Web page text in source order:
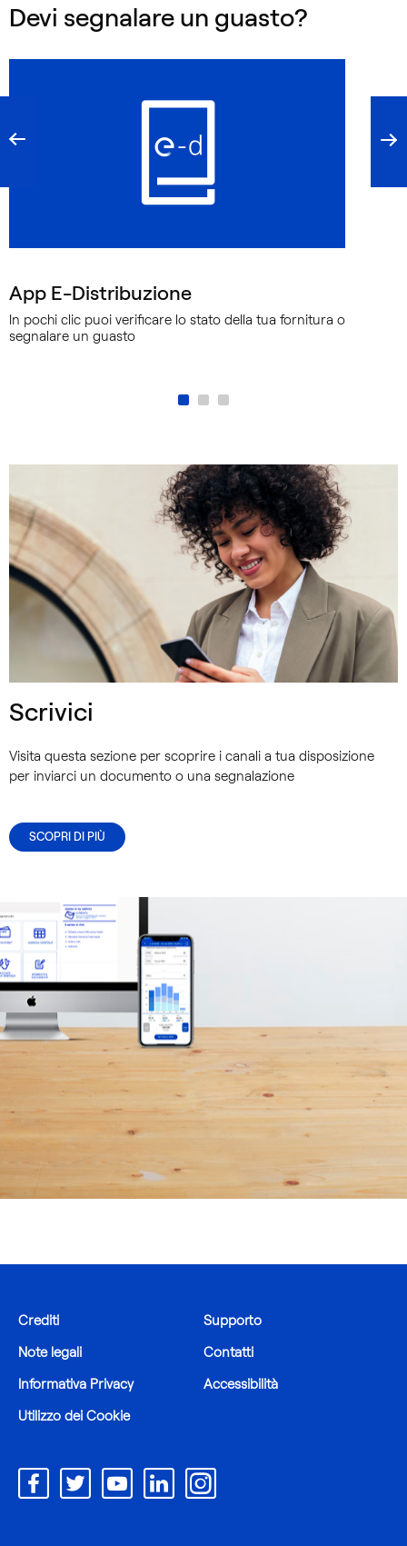
Devi segnalare un guasto?
App E-Distribuzione
In pochi clic puoi verificare lo stato della tua fornitura o
segnalare un guasto
Scrivici
Visita questa sezione per scoprire i canali a tua disposizione
per inviarci un documento o una segnalazione
SCOPRI DI PIÙ
Crediti
Note legali
Informativa Privacy
Utilizzo dei Cookie
Supporto
Contatti
Accessibilità